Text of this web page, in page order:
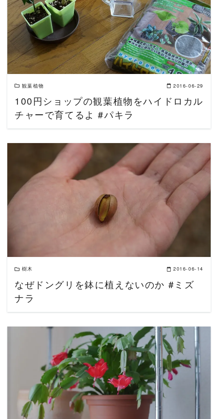
READ MORE
観葉植物 2016-06-29
100円ショップの観葉植物をハイドロカル
チャーで育てるよ #パキラ
READ MORE
樹木 2016-06-14
なぜドングリを鉢に植えないのか #ミズ
ナラ
READ MORE